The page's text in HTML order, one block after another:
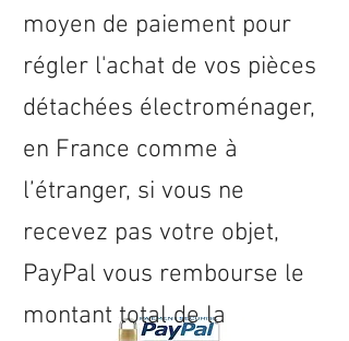
moyen de paiement pour
régler l'achat de vos pièces
détachées électroménager,
en France comme à
l’étranger, si vous ne
recevez pas votre objet,
PayPal vous rembourse le
montant total de la